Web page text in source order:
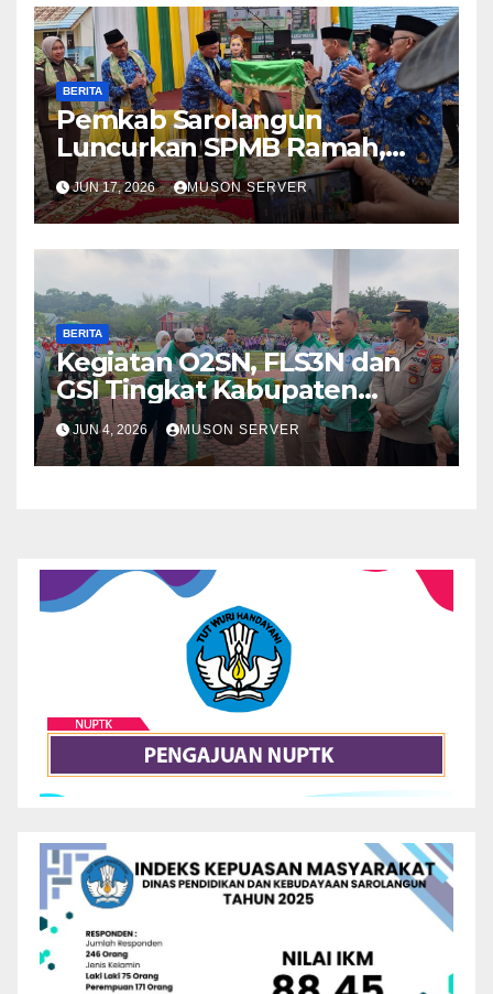
BERITA
Pemkab Sarolangun
Luncurkan SPMB Ramah,
Wujudkan Penerimaan
Murid Baru yang Bersih dan
Akuntabel
JUN 17, 2026 MUSON SERVER
BERITA
Kegiatan O2SN, FLS3N dan
GSI Tingkat Kabupaten
Sarolangun Resmi Dibuka
Bupati Sarolangun
JUN 4, 2026 MUSON SERVER